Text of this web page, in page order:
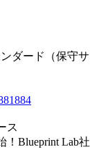
ンダード（保守サ
ス
！Blueprint Lab社